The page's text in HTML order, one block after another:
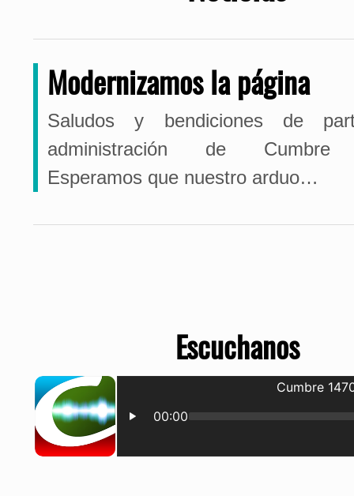
Escuchanos
Modernizamos la página
Saludos y bendiciones de
administración de Cumbre
Esperamos que nuestro arduo…